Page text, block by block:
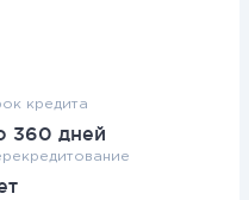
кредита
360 дней